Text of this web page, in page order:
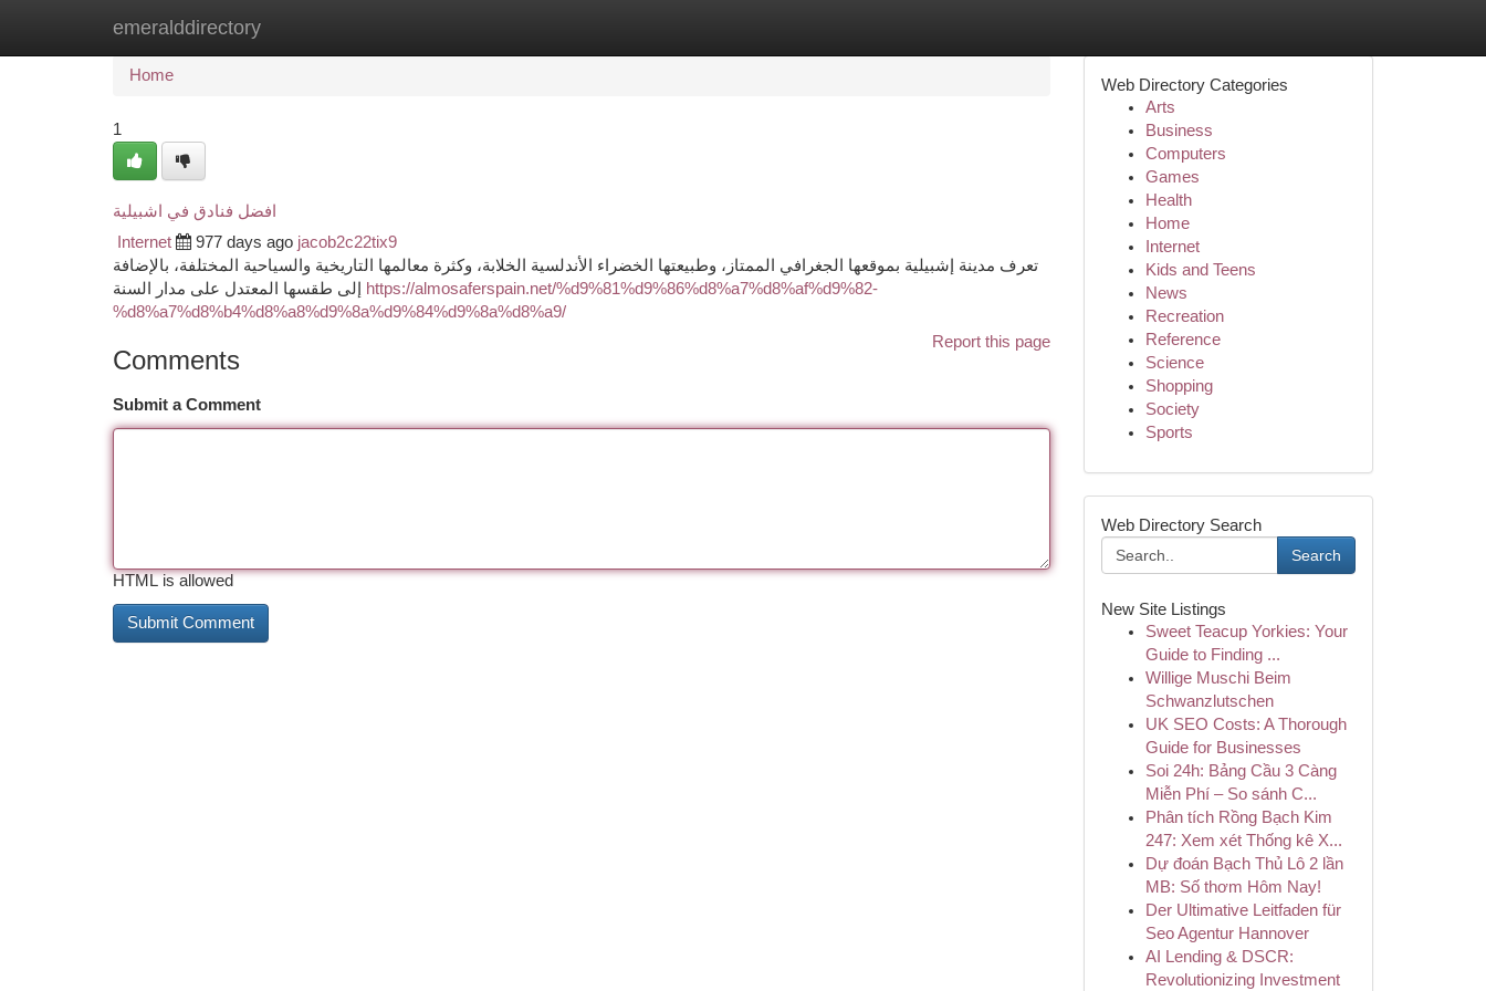
emeralddirectory
Home New Site Listings
Home
1
افضل فنادق في اشبيلية
Internet 977 days ago jacob2c22tix9
تعرف مدينة إشبيلية بموقعها الجغرافي الممتاز، وطبيعتها الخضراء الأندلسية الخلابة، وكثرة معالمها التاريخية والسياحية المختلفة، بالإضافة
https://almosaferspain.net/%d9%81%d9%86%d8%a7%d8%af%d9%82-
%d8%a7%d8%b4%d8%a8%d9%8a%d9%84%d9%8a%d8%a9/
Report this page
Comments
Submit a Comment
HTML is allowed
Web Directory Categories
Arts
Business
Computers
Games
Health
Home
Internet
Kids and Teens
News
Recreation
Reference
Science
Shopping
Society
Sports
Web Directory Search
Search
New Site Listings
Sweet Teacup Yorkies: Your
Guide to Finding ...
Willige Muschi Beim
Schwanzlutschen
UK SEO Costs: A Thorough
Guide for Businesses
Soi 24h: Bảng Cầu 3 Càng
Miễn Phí – So sánh C...
Phân tích Rồng Bạch Kim
247: Xem xét Thống kê X...
Dự đoán Bạch Thủ Lô 2 lần
MB: Số thơm Hôm Nay!
Der Ultimative Leitfaden für
Seo Agentur Hannover
AI Lending & DSCR:
Revolutionizing Investment